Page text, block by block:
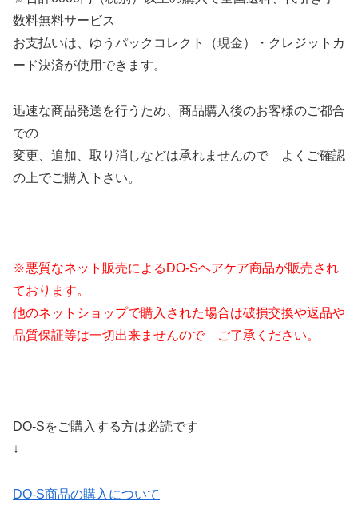
数料無料サービス
お支払いは、ゆうパックコレクト（現金）・クレジットカ
ード決済が使用できます。
迅速な商品発送を行うため、商品購入後のお客様のご都合
での
変更、追加、取り消しなどは承れませんので よくご確認
の上でご購入下さい。
※悪質なネット販売によるDO-Sヘアケア商品が販売され
ております。
他のネットショップで購入された場合は破損交換や返品や
品質保証等は一切出来ませんので ご了承ください。
DO-Sをご購入する方は必読です
↓
DO-S商品の購入について